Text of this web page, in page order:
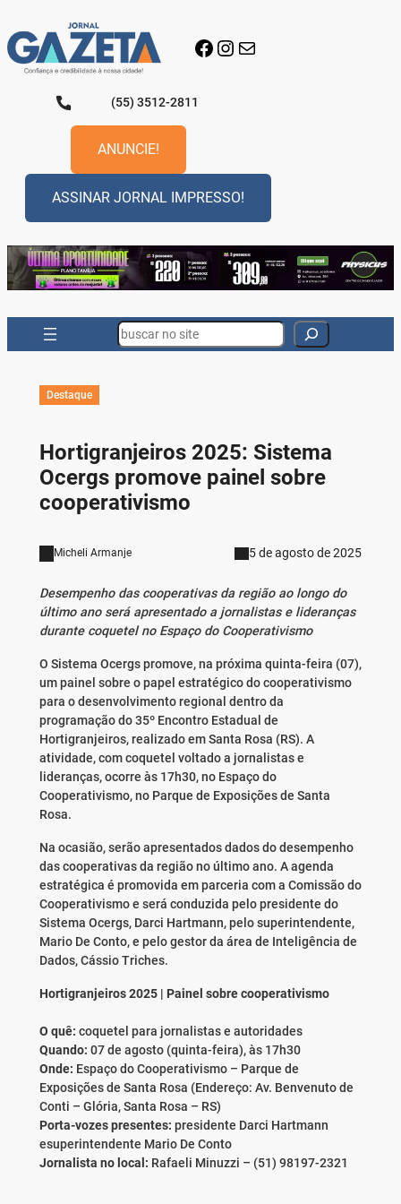
para
o
conteúdo
Facebook
Instagram
E-mail
(55) 3512-2811
ANUNCIE!
ASSINAR JORNAL IMPRESSO!
Search
Destaque
Hortigranjeiros 2025: Sistema
Ocergs promove painel sobre
cooperativismo
Micheli Armanje 5 de agosto de 2025
Desempenho das cooperativas da região ao longo do
último ano será apresentado a jornalistas e lideranças
durante coquetel no Espaço do Cooperativismo
O Sistema Ocergs promove, na próxima quinta-feira (07),
um painel sobre o papel estratégico do cooperativismo
para o desenvolvimento regional dentro da
programação do 35º Encontro Estadual de
Hortigranjeiros, realizado em Santa Rosa (RS). A
atividade, com coquetel voltado a jornalistas e
lideranças, ocorre às 17h30, no Espaço do
Cooperativismo, no Parque de Exposições de Santa
Rosa.
Na ocasião, serão apresentados dados do desempenho
das cooperativas da região no último ano. A agenda
estratégica é promovida em parceria com a Comissão do
Cooperativismo e será conduzida pelo presidente do
Sistema Ocergs, Darci Hartmann, pelo superintendente,
Mario De Conto, e pelo gestor da área de Inteligência de
Dados, Cássio Triches.
Hortigranjeiros 2025 | Painel sobre cooperativismo
O quê: coquetel para jornalistas e autoridades
Quando: 07 de agosto (quinta-feira), às 17h30
Onde: Espaço do Cooperativismo – Parque de
Exposições de Santa Rosa (Endereço: Av. Benvenuto de
Conti – Glória, Santa Rosa – RS)
Porta-vozes presentes: presidente Darci Hartmann
esuperintendente Mario De Conto
Jornalista no local: Rafaeli Minuzzi – (51) 98197-2321